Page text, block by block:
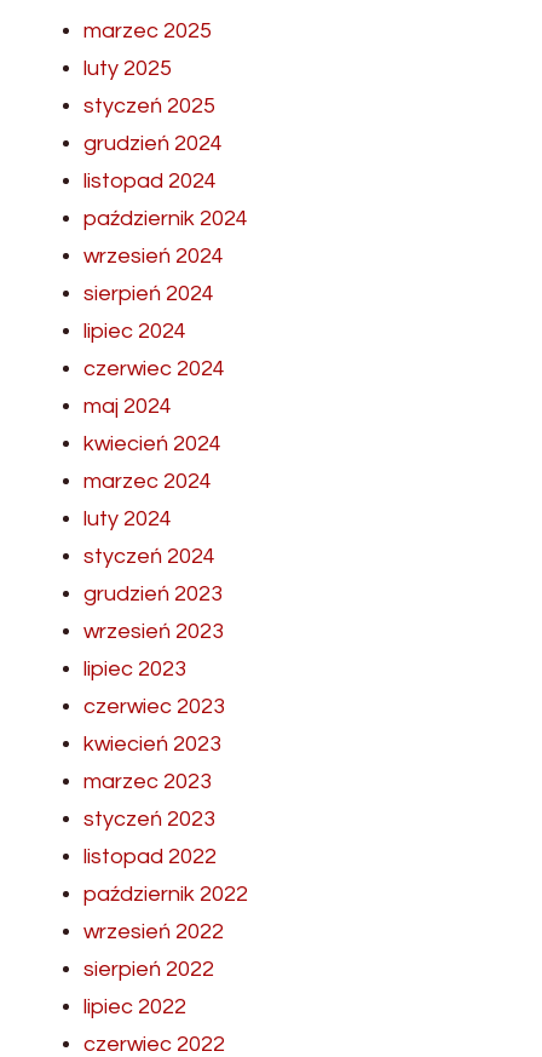
marzec 2025
luty 2025
styczeń 2025
grudzień 2024
listopad 2024
październik 2024
wrzesień 2024
sierpień 2024
lipiec 2024
czerwiec 2024
maj 2024
kwiecień 2024
marzec 2024
luty 2024
styczeń 2024
grudzień 2023
wrzesień 2023
lipiec 2023
czerwiec 2023
kwiecień 2023
marzec 2023
styczeń 2023
listopad 2022
październik 2022
wrzesień 2022
sierpień 2022
lipiec 2022
czerwiec 2022